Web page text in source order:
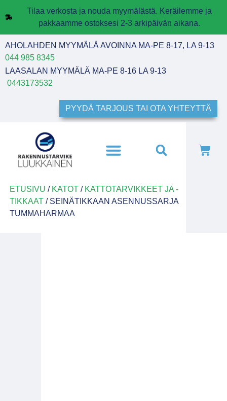
Tilaa verkosta ja nouda myymälästä. Keräilemme ja
pakkaamme ostoksesi 2-3 arkipäivän aikana.
AHOLAHDEN MYYMÄLÄ AVOINNA MA-PE 8-17, LA 9-13
044 985 8345
LAASALAN MYYMÄLÄ MA-PE 8-16 LA 9-13
0443173532
PYYDÄ TARJOUS TAI OTA YHTEYTTÄ
ETUSIVU / KATOT/ KATTOTARVIKKEET JA -
TIKKAAT/ SEINÄTIKKAAN ASENNUSSARJA
TUMMAHARMAA